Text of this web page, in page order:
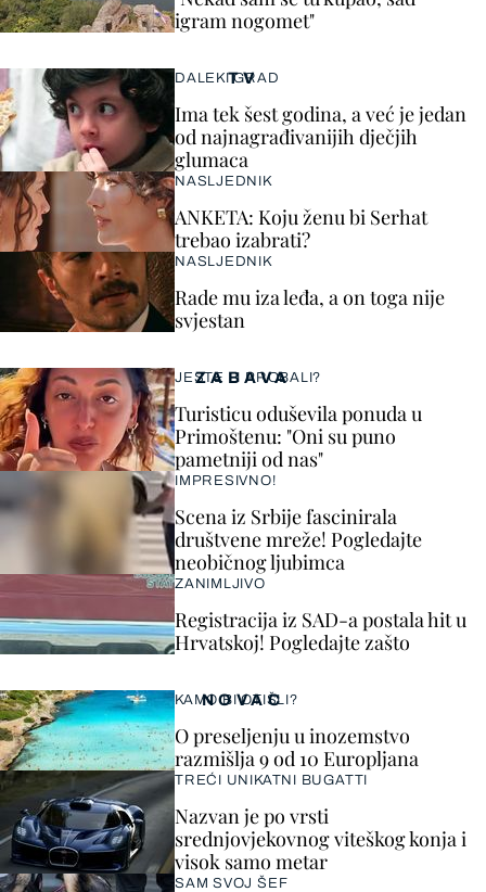
igram nogomet"
ZABAVA
JESTE LI PROBALI?
Turisticu oduševila ponuda u
Primoštenu: "Oni su puno
pametniji od nas"
IMPRESIVNO!
Scena iz Srbije fascinirala
društvene mreže! Pogledajte
neobičnog ljubimca
ZANIMLJIVO
Registracija iz SAD-a postala hit u
Hrvatskoj! Pogledajte zašto
TV
DALEKI GRAD
Ima tek šest godina, a već je jedan
od najnagrađivanijih dječjih
glumaca
NASLJEDNIK
ANKETA: Koju ženu bi Serhat
trebao izabrati?
NASLJEDNIK
Rade mu iza leđa, a on toga nije
svjestan
NOVAC
KAMO BI OTIŠLI?
O preseljenju u inozemstvo
razmišlja 9 od 10 Europljana
TREĆI UNIKATNI BUGATTI
Nazvan je po vrsti
srednjovjekovnog viteškog konja i
visok samo metar
SAM SVOJ ŠEF